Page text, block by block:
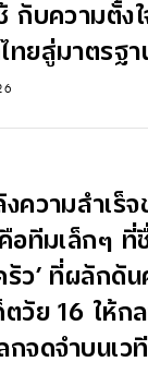
กับความตั้ง
ทยสู่มาตรฐา
งความสำเร็จ
อทีมเล็กๆ ที่
รัว’ ที่ผลักดั
ตวัย 16 ให้ก
กจดจำบนเว